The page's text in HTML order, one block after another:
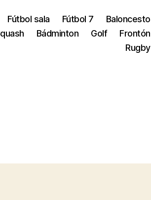
Fútbol sala Fútbol 7
Baloncesto
Bádminton Golf
Frontón
Rugby